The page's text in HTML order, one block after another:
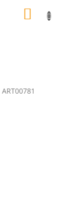
ART00781